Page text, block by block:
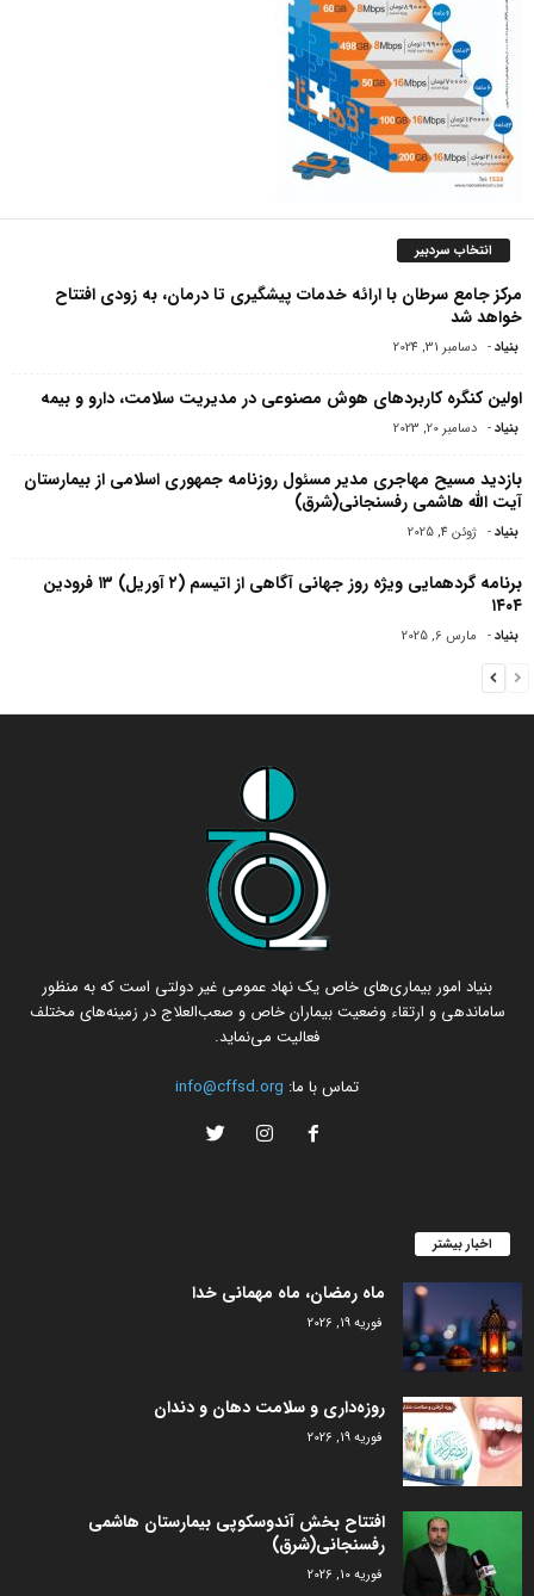
انتخاب سردبیر
مرکز جامع سرطان با ارائه خدمات پیشگیری تا درمان، به زودی افتتاح
خواهد شد
بنیاد- دسامبر 31, 2024
اولین کنگره کاربردهای هوش مصنوعی در مدیریت سلامت، دارو و بیمه
بنیاد- دسامبر 20, 2023
بازدید مسیح مهاجرى مدیر مسئول روزنامه جمهورى اسلامى از بیمارستان
آیت الله هاشمى رفسنجانى(شرق)
بنیاد- ژوئن 4, 2025
برنامه گردهمایی ویژه روز جهانی آگاهی از اتیسم (۲ آوریل) ۱۳ فرودین
۱۴۰۴
بنیاد- مارس 6, 2025
بنیاد امور بیماری‌های خاص یک نهاد عمومی غیر دولتی است که به منظور
ساماندهی و ارتقاء وضعیت بیماران خاص و صعب‌العلاج در زمینه‌های مختلف
فعالیت می‌نماید.
تماس با ما: info@cffsd.org
اخبار بیشتر
ماه رمضان، ماه مهمانی خدا
فوریه 19, 2026
روزه‌داری و سلامت دهان و دندان
فوریه 19, 2026
افتتاح بخش آندوسکوپی بیمارستان هاشمی
رفسنجانی(شرق)
فوریه 10, 2026